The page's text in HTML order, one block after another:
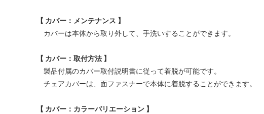
【 カバー：メンテナンス 】
カバーは本体から取り外して、手洗いすることができます。
【 カバー：取付方法 】
製品付属のカバー取付説明書に従って着脱が可能です。
チェアカバーは、面ファスナーで本体に着脱することができます。
【 カバー：カラーバリエーション 】